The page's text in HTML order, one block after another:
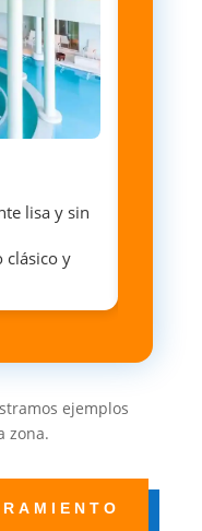
lisa y sin
clásico y
ejemplos
zona.